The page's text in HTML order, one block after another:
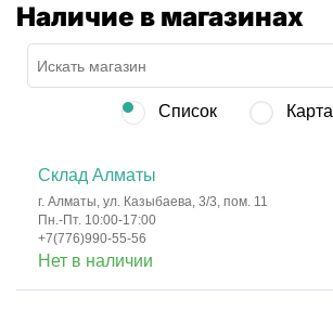
Наличие в магазинах
Список Карта
Склад Алматы
г. Алматы, ул. Казыбаева, 3/3, пом. 11
Пн.-Пт. 10:00-17:00
+7(776)990-55-56
Нет в наличии